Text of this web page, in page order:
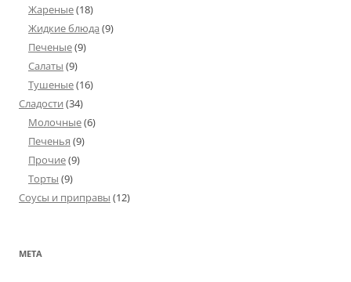
Жареные(18)
Жидкие блюда (9)
Печеные(9)
Салаты (9)
Тушеные(16)
Сладости (34)
Молочные(6)
Печенья (9)
Прочие(9)
Торты (9)
Соусы и приправы (12)
МЕТА